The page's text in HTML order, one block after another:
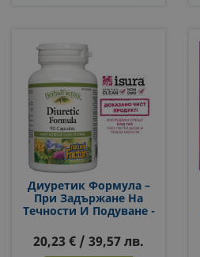
Диуретик Формула –
При Задържане На
Течности И Подуване -
Естествен Диуретичен
Ефект, 90 Капсули
20,23 € / 39,57 лв.